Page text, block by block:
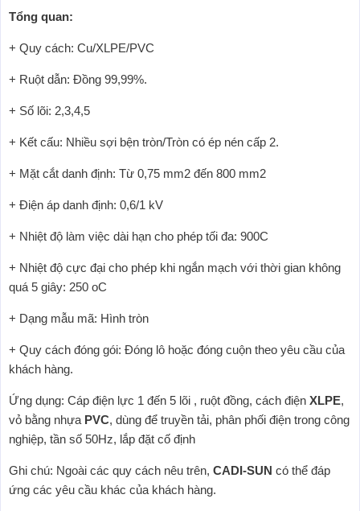
Tổng quan:
+ Quy cách: Cu/XLPE/PVC
+ Ruột dẫn: Đồng 99,99%.
+ Số lõi: 2,3,4,5
+ Kết cấu: Nhiều sợi bện tròn/Tròn có ép nén cấp 2.
+ Mặt cắt danh định: Từ 0,75 mm2 đến 800 mm2
+ Điện áp danh định: 0,6/1 kV
+ Nhiệt độ làm việc dài hạn cho phép tối đa: 900C
+ Nhiệt độ cực đại cho phép khi ngắn mạch với thời gian không
quá 5 giây: 250 oC
+ Dạng mẫu mã: Hình tròn
+ Quy cách đóng gói: Đóng lô hoặc đóng cuộn theo yêu cầu của
khách hàng.
Ứng dụng: Cáp điện lực 1 đến 5 lõi , ruột đồng, cách điện XLPE,
vỏ bằng nhựa PVC, dùng để truyền tải, phân phối điện trong công
nghiệp, tần số 50Hz, lắp đặt cố định
Ghi chú: Ngoài các quy cách nêu trên, CADI-SUN có thể đáp
ứng các yêu cầu khác của khách hàng.